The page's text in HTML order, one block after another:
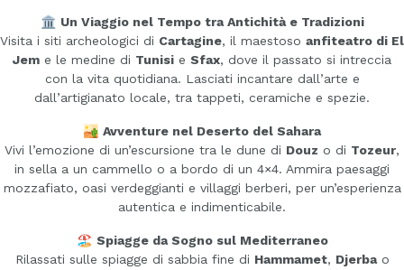
🏛️ Un Viaggio nel Tempo tra Antichità e Tradizioni
Visita i siti archeologici di Cartagine, il maestoso anfiteatro di El
Jem e le medine di Tunisi e Sfax, dove il passato si intreccia
con la vita quotidiana. Lasciati incantare dall’arte e
dall’artigianato locale, tra tappeti, ceramiche e spezie.
🏜️ Avventure nel Deserto del Sahara
Vivi l’emozione di un’escursione tra le dune di Douz o di Tozeur,
in sella a un cammello o a bordo di un 4×4. Ammira paesaggi
mozzafiato, oasi verdeggianti e villaggi berberi, per un’esperienza
autentica e indimenticabile.
🏖️ Spiagge da Sogno sul Mediterraneo
Rilassati sulle spiagge di sabbia fine di Hammamet, Djerbao